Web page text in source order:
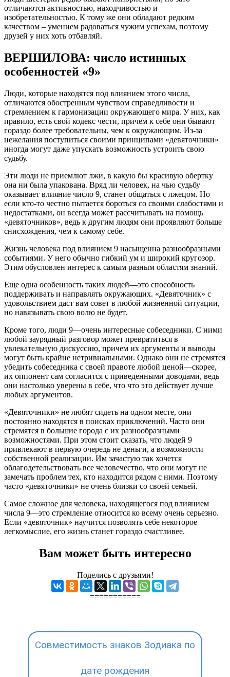
отличаются активностью, находчивостью и
изобретательностью. К тому же они обладают редким
качеством – умением радоваться чужим успехам, поэтому
друзей у них хоть отбавляй.
ВЕРШИЛОВА: число истинных
особенностей «9»
Люди, которые находятся под влиянием этого числа,
отличаются обостренным чувством справедливости и
стремлением к гармонизации окружающего мира. У них, как
правило, есть свой кодекс чести, причем к себе они бывают
гораздо более требовательны, чем к окружающим. Из-за
нежелания поступиться своими принципами «девяточники»
иногда могут даже упускать возможность устроить свою
судьбу.
Эти люди не приемлют лжи, в какую бы красивую обертку
она ни была упакована. Вряд ли человек, на чью судьбу
оказывает влияние число 9, станет общаться с лжецом. Но
если кто-то честно пытается бороться со своими слабостями и
недостатками, он всегда может рассчитывать на помощь
«девяточников», ведь к другим людям они проявляют больше
снисхождения, чем к самому себе.
Жизнь человека под влиянием 9 насыщенна разнообразными
событиями. У него обычно гибкий ум и широкий кругозор.
Этим обусловлен интерес к самым разным областям знаний.
Еще одна особенность таких людей—это способность
поддерживать и направлять окружающих. «Девяточник» с
удовольствием даст вам совет в любой жизненной ситуации,
но навязывать свою волю не будет.
Кроме того, люди 9—очень интересные собеседники. С ними
любой заурядный разговор может превратиться в
увлекательную дискуссию, причем их аргументы и выводы
могут быть крайне нетривиальными. Однако они не стремятся
убедить собеседника с своей правоте любой ценой—скорее,
их оппонент сам согласится с приведенными доводами, ведь
они настолько уверены в себе, что что это действует лучше
любых аргументов.
«Девяточники» не любят сидеть на одном месте, они
постоянно находятся в поисках приключений. Часто они
стремятся в большие города с их разнообразными
возможностями. При этом стоит сказать, что людей 9
привлекают в первую очередь не деньги, а возможности
собственной реализации. Им зачастую так хочется
облагодетельствовать все человечество, что они могут не
замечать проблем тех, кто находится рядом с ними. Поэтому
часто «девяточники» не очень близки со своей семьей.
Самое сложное для человека, находящегося под влиянием
числа 9—это стремление относится ко всему очень серьезно.
Если «девяточник» научится позволять себе некоторое
легкомыслие, его жизнь станет гораздо счастливее.
Вам может быть интересно
Поделись с друзьями!
===========
Совместимость знаков Зодиака по
дате рождения